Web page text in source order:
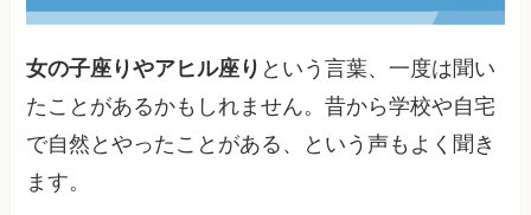
女の子座りやアヒル座り という言葉、一度は聞い
たことがあるかもしれません。昔から学校や自宅
で自然とやったことがある、という声もよく聞き
ます。